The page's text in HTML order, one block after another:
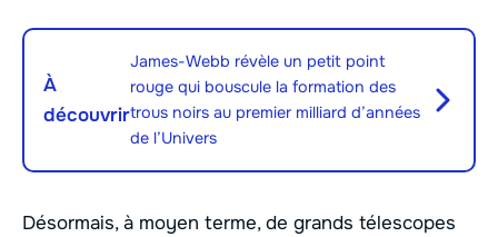
À
découvrir
James-Webb révèle un petit point
rouge qui bouscule la formation des
trous noirs au premier milliard d’années
de l’Univers
Désormais, à moyen terme, de grands télescopes